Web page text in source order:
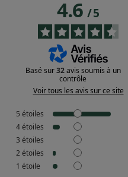
4.6/5
Basé sur32 avis soumis à un
contrôle
Voir tous les avis sur ce site
5 étoiles
4étoiles
3 étoiles
2 étoiles
1 étoile